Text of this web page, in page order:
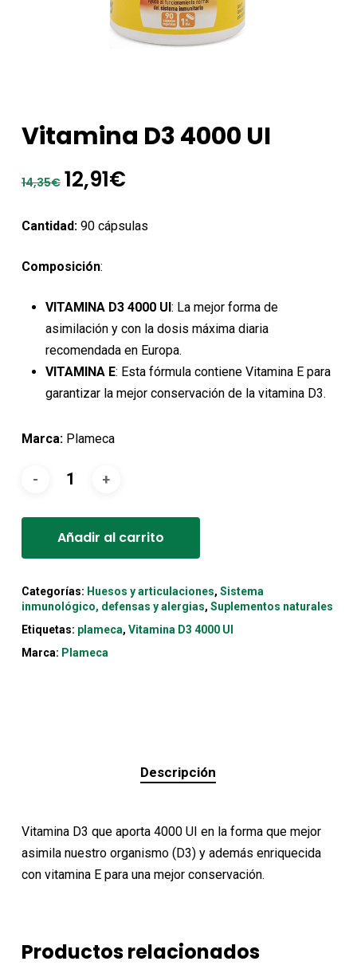
Vitamina D3 4000 UI
14,35€ El
original
14,35€.
12,91€El
actual
Cantidad:90 cápsulas
Composición:
VITAMINA D3 4000 UI: La mejor forma de
asimilación y con la dosis máxima diaria
recomendada en Europa.
VITAMINA E: Esta fórmula contiene Vitamina E para
garantizar la mejor conservación de la vitamina D3.
Marca:Plameca
Añadir al carrito
Categorías: Huesos y articulaciones, Sistema
inmunológico, defensas y alergias, Suplementos naturales
Etiquetas: plameca, Vitamina D3 4000 UI
Marca: Plameca
Descripción
Vitamina D3 que aporta 4000 UI en la forma que mejor
asimila nuestro organismo (D3) y además enriquecida
con vitamina E para una mejor conservación.
Productos relacionados